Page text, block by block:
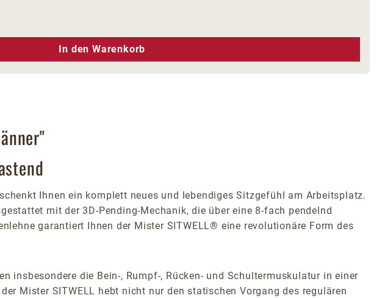
die Schaltflächen um die Anzahl zu erhöhen oder zu
In den Warenkorb
Ihnen ein komplett neues und lebendiges Sitzgefühl am Arbeitsplatz.
mit der 3D-Pending-Mechanik, die über eine 8-fach pendelnd
garantiert Ihnen der Mister SITWELL® eine revolutionäre Form des
insbesondere die Bein-, Rumpf-, Rücken- und Schultermuskulatur in einer
Mister SITWELL hebt nicht nur den statischen Vorgang des regulären